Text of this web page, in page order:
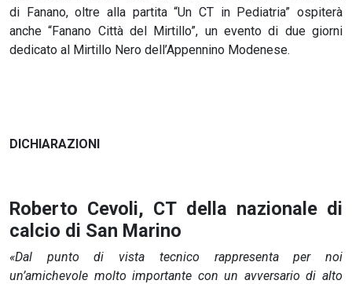
di Fanano, oltre alla partita “Un CT in Pediatria” ospiterà
anche “Fanano Città del Mirtillo”, un evento di due giorni
dedicato al Mirtillo Nero dell’Appennino Modenese.
DICHIARAZIONI
Roberto Cevoli, CT della nazionale di
calcio di San Marino
«Dal punto di vista tecnico rappresenta per noi
un’amichevole molto importante con un avversario di alto